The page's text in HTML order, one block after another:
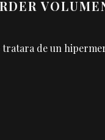
tratara de un